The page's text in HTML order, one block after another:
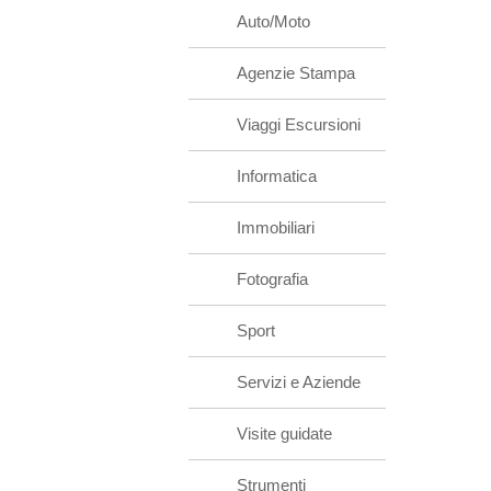
Auto/Moto
Agenzie Stampa
Viaggi Escursioni
Informatica
Immobiliari
Fotografia
Sport
Servizi e Aziende
Visite guidate
Strumenti